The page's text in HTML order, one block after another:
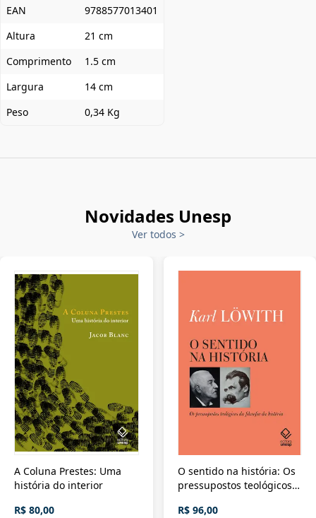
EAN
9788577013401
Altura
21 cm
Comprimento
1.5 cm
Largura
14 cm
Peso
0,34 Kg
Novidades Unesp
Ver todos >
A Coluna Prestes: Uma
história do interior
R$ 80,00
O sentido na história: Os
pressupostos teológicos
R$ 96,00